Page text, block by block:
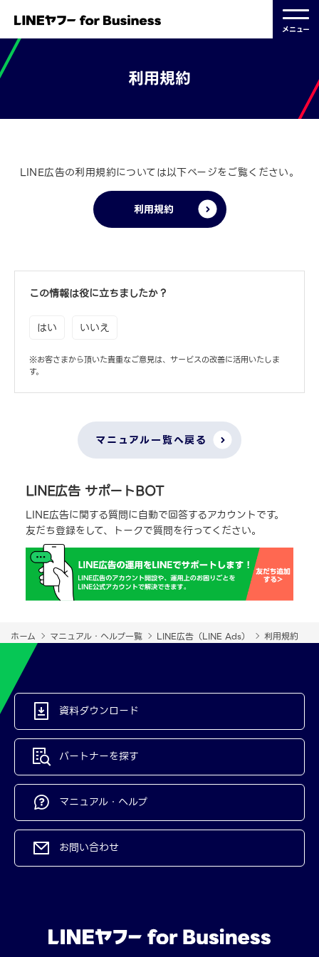
メニュー
利用規約
LINE広告の利用規約については以下ページをご覧ください。
利用規約
この情報は役に立ちましたか？
はい いいえ
※お客さまから頂いた貴重なご意見は、サービスの改善に活用いたしま
す。
マニュアル一覧へ戻る
LINE広告 サポートBOT
LINE広告に関する質問に自動で回答するアカウントです。
友だち登録をして、トークで質問を行ってください。
ホーム マニュアル・ヘルプ一覧 LINE広告（LINE Ads） 利用規約
資料ダウンロード
パートナーを探す
マニュアル・ヘルプ
お問い合わせ